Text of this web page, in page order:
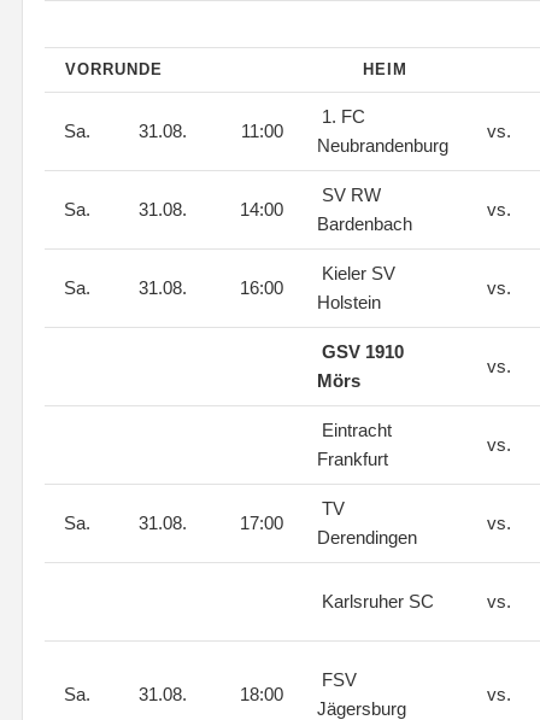
VORRUNDE HEIM
Sa. 31.08. 11:00
1. FC
Neubrandenburg
vs.
Sa. 31.08. 14:00
SV RW
Bardenbach
vs.
Sa. 31.08. 16:00
Kieler SV
Holstein
vs.
GSV 1910
Mörs
vs.
Eintracht
Frankfurt
vs.
Sa. 31.08. 17:00
TV
Derendingen
vs.
Karlsruher SC vs.
Sa. 31.08. 18:00
FSV
Jägersburg
vs.